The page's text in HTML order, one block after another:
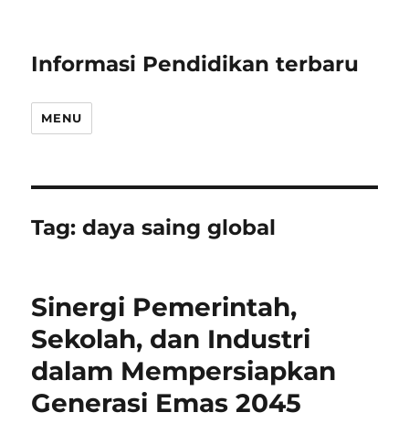
Informasi Pendidikan terbaru
MENU
Tag:daya saing global
Sinergi Pemerintah,
Sekolah, dan Industri
dalam Mempersiapkan
Generasi Emas 2045